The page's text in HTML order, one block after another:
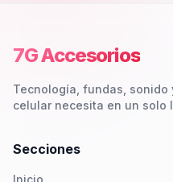
7G Accesorios
Tecnología, fundas, sonido
celular necesita en un solo
Secciones
Inicio